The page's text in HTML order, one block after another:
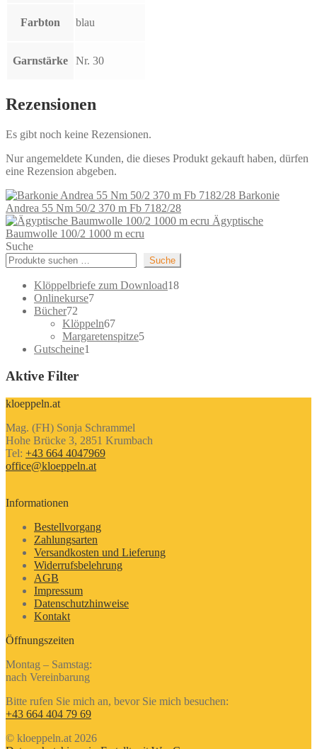
Farbton blau
Garnstärke Nr. 30
Rezensionen
Es gibt noch keine Rezensionen.
Nur angemeldete Kunden, die dieses Produkt gekauft haben, dürfen
eine Rezension abgeben.
Barkonie
Andrea 55 Nm 50/2 370 m Fb 7182/28
Ägyptische
Baumwolle 100/2 1000 m ecru
Suche
Suche
Klöppelbriefe zum Download1818
Onlinekurse77
Bücher72
Produkte
Klöppeln6767
Produkte
Margaretenspitze55
Gutscheine1
Aktive Filter
kloeppeln.at
Mag. (FH) Sonja Schrammel
Hohe Brücke 3, 2851 Krumbach
Tel: +43 664 4047969
office@kloeppeln.at
Informationen
Bestellvorgang
Zahlungsarten
Versandkosten und Lieferung
Widerrufsbelehrung
AGB
Impressum
Datenschutzhinweise
Kontakt
Öffnungszeiten
Montag – Samstag:
nach Vereinbarung
Bitte rufen Sie mich an, bevor Sie mich besuchen:
+43 664 404 79 69
© kloeppeln.at 2026